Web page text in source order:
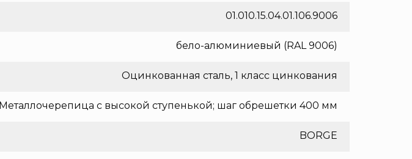
01.010.15.04.01.106.9006
бело-алюминиевый (RAL 9006)
Оцинкованная сталь, 1 класс цинкования
Металлочерепица с высокой ступенькой; шаг обрешетки 400 мм
BORGE